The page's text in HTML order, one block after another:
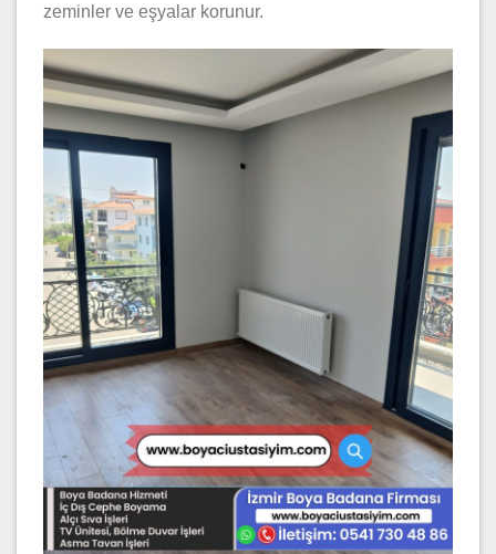
zeminler ve eşyalar korunur.